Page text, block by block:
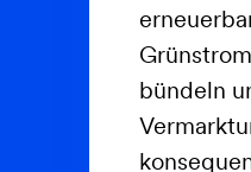
bündeln